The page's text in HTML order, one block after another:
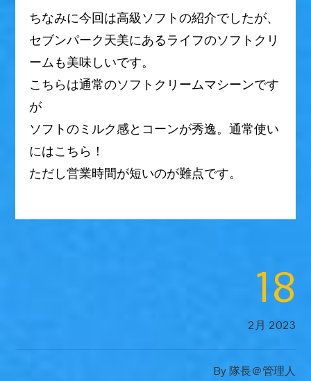
ちなみに今回は高級ソフトの紹介でしたが、
セブンパーク天美にあるライフのソフトクリ
ームも美味しいです。
こちらは通常のソフトクリームマシーンです
が
ソフトのミルク感とコーンが秀逸。通常使い
にはこちら！
ただし営業時間が短いのが難点です。
18
2月 2023
By隊長＠管理人